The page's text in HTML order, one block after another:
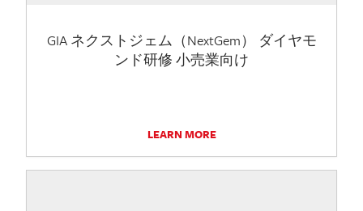
GIA ネクストジェム（NextGem） ダイヤモ
ンド研修 小売業向け
LEARN MORE